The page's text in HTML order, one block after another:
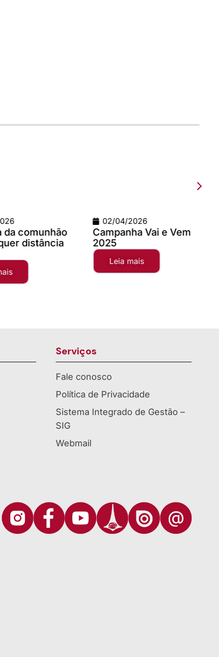
Vai e Vem
09/03/2026
Teste com imagem 1200
x 900
Leia mais
Serviços
Fale conosco
Política de Privacidade
Sistema Integrado de Gestão –
SIG
Webmail